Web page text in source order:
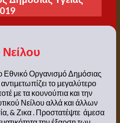
Νείλου
Οργανισμό Δημόσιας
το μεγαλύτερο
με τα κουνούπια και την
Νείλου αλλά και άλλων
& Ζικα . Προστατέψτε άμεσα